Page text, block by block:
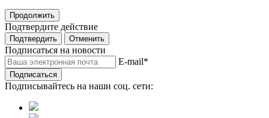
Продолжить
Подтвердите действие
Подтвердить Отменить
Подписаться на новости
E-mail*
Подписаться
Подписывайтесь на наши соц. сети: